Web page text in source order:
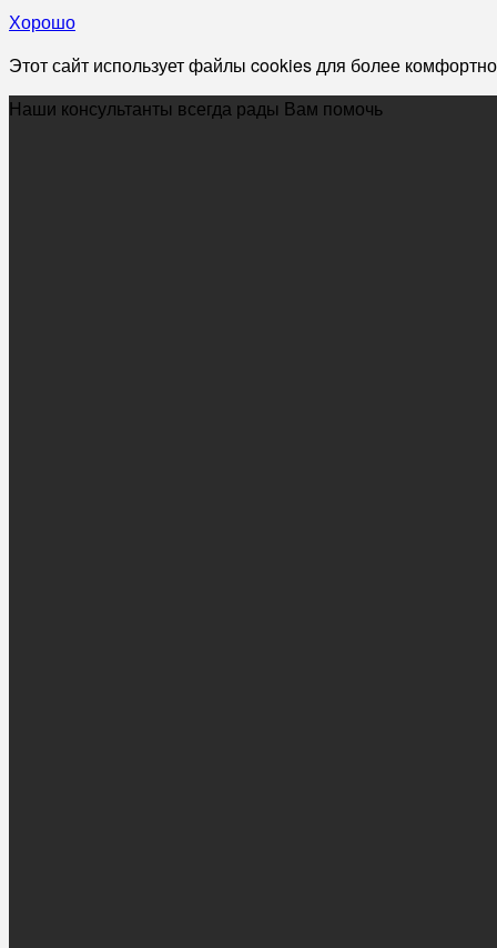
Хорошо
Этот сайт использует файлы cookies для более
Наши консультанты всегда рады Вам помочь